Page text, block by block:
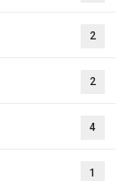
2
2
4
1